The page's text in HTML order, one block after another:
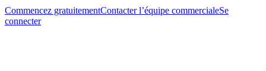
Commencez gratuitementContacter l’équipe commercialeSe
connecter